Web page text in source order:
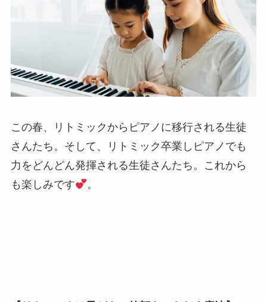
この春、リトミックからピアノに移行される生徒
さんたち。そして、リトミック卒業しピアノでも
力をどんどん発揮される生徒さんたち。これから
も楽しみです
。